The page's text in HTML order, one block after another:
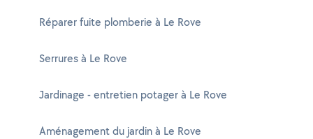
Réparer fuite plomberie à Le Rove
Serrures à Le Rove
Jardinage - entretien potager à Le Rove
Aménagement du jardin à Le Rove